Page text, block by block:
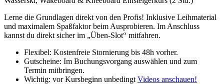
Lerne die Grundlagen direkt von den Profis! Inklusive Leihmaterial
und maximalem Spaßfaktor beim Ausprobieren. Im Anschluss
kannst du direkt sicher im „Üben-Slot“ mitfahren.
Flexibel: Kostenfreie Stornierung bis 48h vorher.
Gutscheine: Im Buchungsvorgang auswählen und zum
Termin mitbringen.
Wichtig: vor Kursbeginn unbedingt Videos anschauen!